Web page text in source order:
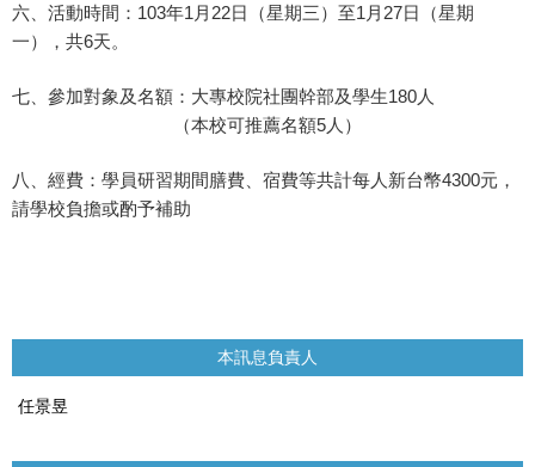
六、活動時間：103年1月22日（星期三）至1月27日（星期
一），共6天。
七、參加對象及名額：大專校院社團幹部及學生180人
（本校可推薦名額5人）
八、經費：學員研習期間膳費、宿費等共計每人新台幣4300元，
請學校負擔或酌予補助
本訊息負責人
任景昱